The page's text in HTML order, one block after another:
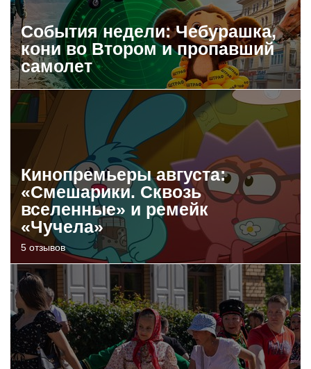
События недели: Чебурашка,
кони во Втором и пропавший
самолет
Кинопремьеры августа:
«Смешарики. Сквозь
вселенные» и ремейк
«Чучела»
5 отзывов